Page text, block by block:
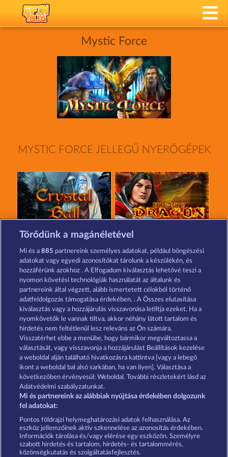
Mystic Force
MYSTIC FORCE JELLEGŰ NYERŐGÉPEK
Crystal Ball Mighty Dragon
Creatures of the Night
Részvételi feltételek
Adatkezelési tájékoztató Impresszum
A cég GYIK Partnerprogram
Törődünk a magánéletével
Mi és a885 partnereink személyes adatokat, például böngészési
adatokat vagy egyedi azonosítókat tárolunk a készülékén, és
hozzáférünk azokhoz . A Elfogadom kiválasztás lehetővé teszi a
nyomon követési technológiák használatát az általunk és
partnereink által végzett, alább ismertetett célokból történő
adatfeldolgozás támogatása érdekében. . A Összes elutasítása
kiválasztás vagy a hozzájárulás visszavonása letiltja ezeket. Ha a
nyomkövetők le vannak tiltva, akkor néhány látott tartalom és
hirdetés nem feltétlenül lesz releváns az Ön számára.
Visszatérhet ebbe a menübe, hogy bármikor megváltoztassa a
választását, vagy visszavonja a hozzájárulást Beállítások kezelése
a weboldal alján található hivatkozásra kattintva [vagy a lebegő
ikont a weboldal bal alsó sarkában, ha van ilyen]. Választása a
következőben érvényesül: Weboldal. További részletekért lásd az
Adatvédelmi szabályzatunkat.
Mi és partnereink az alábbiak nyújtása érdekében dolgozunk
fel adatokat:
Pontos földrajzi helymeghatározási adatok felhasználása. Az
eszköz jellemzőinek aktív szkennelése az azonosítás érdekében.
Információk tárolása és/vagy elérése egy eszközön. Személyre
szabott hirdetés és tartalom, hirdetés- és tartalommérés,
közönségkutatás és szolgáltatásfejlesztés.